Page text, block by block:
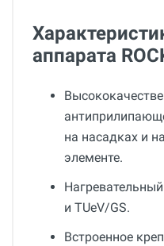
аппарата
на насадках и
элементе.
и TUeV/GS.
Встроенное